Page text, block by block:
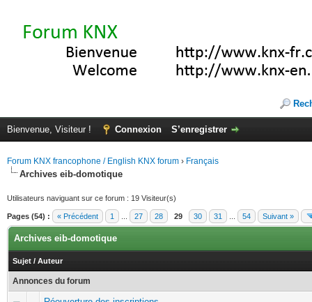
Bienvenue, Visiteur ! Connexion S’enregistrer
Forum KNX francophone / English KNX forum › Français
Archives eib-domotique
Utilisateurs naviguant sur ce forum : 19 Visiteur(s)
Pages (54) : « Précédent 1 27 28 29 30 31 54 Suivant »
Archives eib-domotique
Sujet / Auteur
Annonces du forum